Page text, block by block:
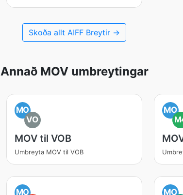
Skoða allt AIFF Breytir →
Annað MOV umbreytingar
MO
VO
MOV til VOB
Umbreyta MOV til VOB
MO
MO
MO